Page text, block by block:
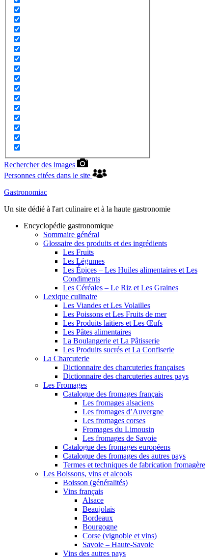
Rechercher des images
Personnes citées dans le site
Gastronomiac
Un site dédié à l'art culinaire et à la haute gastronomie
Encyclopédie gastronomique
Sommaire général
Glossaire des produits et des ingrédients
Les Fruits
Les Légumes
Les Épices – Les Huiles alimentaires et Les
Condiments
Les Céréales – Le Riz et Les Graines
Lexique culinaire
Les Viandes et Les Volailles
Les Poissons et Les Fruits de mer
Les Produits laitiers et Les Œufs
Les Pâtes alimentaires
La Boulangerie et La Pâtisserie
Les Produits sucrés et La Confiserie
La Charcuterie
Dictionnaire des charcuteries françaises
Dictionnaire des charcuteries autres pays
Les Fromages
Catalogue des fromages français
Les fromages alsaciens
Les fromages d’Auvergne
Les fromages corses
Fromages du Limousin
Les fromages de Savoie
Catalogue des fromages européens
Catalogue des fromages des autres pays
Termes et techniques de fabrication fromagère
Les Boissons, vins et alcools
Boisson (généralités)
Vins français
Alsace
Beaujolais
Bordeaux
Bourgogne
Corse (vignoble et vins)
Savoie – Haute-Savoie
Vins des autres pays